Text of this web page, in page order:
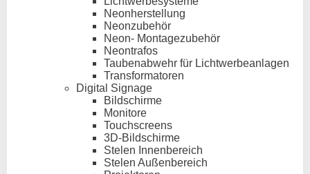
Neonherstellung
Neonzubehör
Neon- Montagezubehör
Neontrafos
Taubenabwehr für Lichtwerbeanlagen
Transformatoren
Digital Signage
Bildschirme
Monitore
Touchscreens
3D-Bildschirme
Stelen Innenbereich
Stelen Außenbereich